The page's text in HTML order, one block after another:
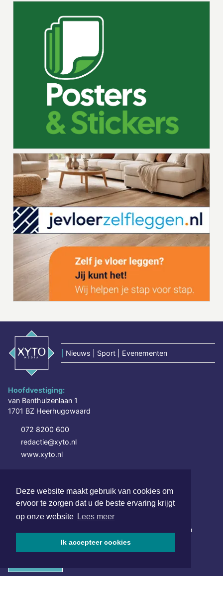
Deze website maakt gebruik van cookies om
ervoor te zorgen dat u de beste ervaring krijgt
op onze website Lees meer
Ik accepteer cookies
Nieuws | Sport | Evenementen
Hoofdvestiging:
van Benthuizenlaan 1
1701 BZ Heerhugowaard
072 8200 600
redactie@xyto.nl
www.xyto.nl
NIEUWSBRIEF AANMELDEN
Schrijf je in voor onze nieuwsbrief en krijg wekelijks een
samenvatting van alle gebeurtenissen uit jouw regio.